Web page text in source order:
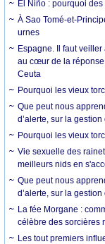
El Niño : pourquoi
À Sao Tomé-et-
urnes
Espagne. Il faut
au cœur de la réponse
Ceuta
Pourquoi les vieux
Que peut nous
d’alerte, sur la
Pourquoi les vieux
Vie sexuelle des
meilleurs nids en
Que peut nous
d’alerte, sur la
La fée Morgane :
célèbre des sorcières
Les tout premiers